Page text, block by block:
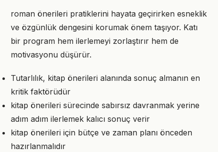
roman önerileri pratiklerini hayata geçirirken esneklik
ve özgünlük dengesini korumak önem taşıyor. Katı
bir program hem ilerlemeyi zorlaştırır hem de
motivasyonu düşürür.
Tutarlılık, kitap önerileri alanında sonuç almanın en
kritik faktörüdür
kitap önerileri sürecinde sabırsız davranmak yerine
adım adım ilerlemek kalıcı sonuç verir
kitap önerileri için bütçe ve zaman planı önceden
hazırlanmalıdır